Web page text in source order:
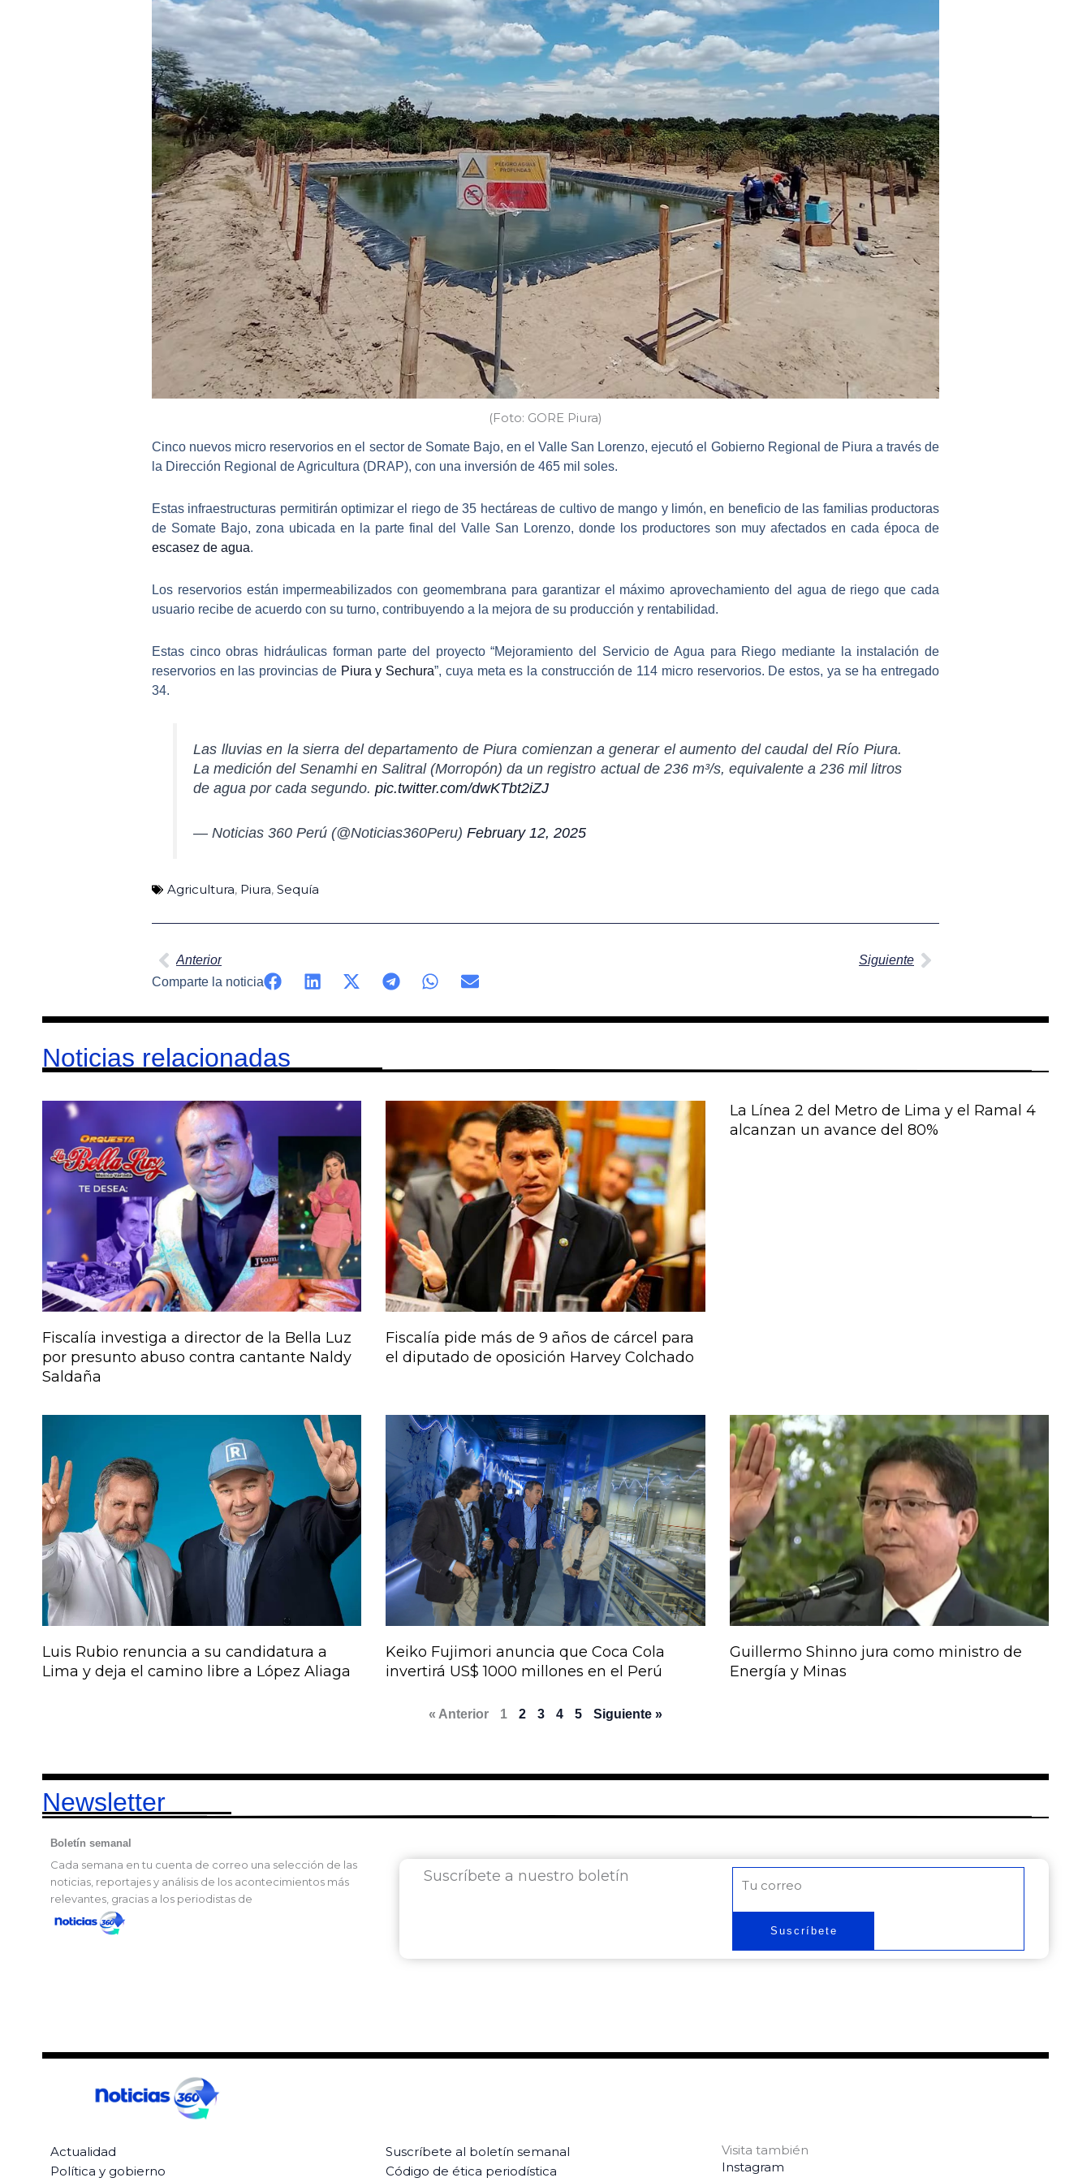
(Foto: GORE Piura)
Cinco nuevos micro reservorios en el sector de Somate Bajo, en elValle San Lorenzo, ejecutó el Gobierno Regional de Piura a través de
la Dirección Regional de Agricultura (DRAP), con una inversión de 465 mil soles.
Estas infraestructuras permitirán optimizar el riego de35 hectáreas de cultivo de mango y limón, en beneficio de las familias productoras
de Somate Bajo, zona ubicada en la parte final del Valle San Lorenzo, donde los productores son muy afectados en cada época de
escasez de agua.
Los reservorios están impermeabilizados con geomembrana para garantizar el máximo aprovechamiento del agua de riego que cada
usuario recibe de acuerdo con su turno, contribuyendo a la mejora de su producción y rentabilidad.
Estas cinco obras hidráulicas forman parte del proyecto “Mejoramiento del Servicio de Agua para Riego mediante la instalación de
reservorios en las provincias de Piura y Sechura”, cuya meta es la construcción de 114 micro reservorios. De estos, ya se ha entregado
34.
Las lluvias en la sierra del departamento de Piura comienzan a generar el aumento del caudal del Río Piura.
La medición del Senamhi en Salitral (Morropón) da un registro actual de 236 m³/s, equivalente a 236 mil litros
de agua por cada segundo.pic.twitter.com/dwKTbt2iZJ
— Noticias 360 Perú (@Noticias360Peru)February 12, 2025
Agricultura, Piura, Sequía
Anterior Siguiente
Comparte la noticia
Noticias relacionadas
Fiscalía investiga a director de la Bella Luz
por presunto abuso contra cantante Naldy
Saldaña
Fiscalía pide más de 9 años de cárcel para
el diputado de oposición Harvey Colchado
La Línea 2 del Metro de Lima y el Ramal 4
alcanzan un avance del 80%
Luis Rubio renuncia a su candidatura a
Lima y deja el camino libre a López Aliaga
Keiko Fujimori anuncia que Coca Cola
invertirá US$ 1000 millones en el Perú
Guillermo Shinno jura como ministro de
Energía y Minas
« Anterior
Página
1
Página
2
Página
3
Página
4
Página
5 Siguiente »
Newsletter
Boletín semanal
Cada semana en tu cuenta de correo una selección de las
noticias, reportajes y análisis de los acontecimientos más
relevantes, gracias a los periodistas de
Suscríbete a nuestro boletín
Suscríbete
Actualidad
Política y gobierno
Suscríbete al boletín semanal
Código de ética periodística
Visita también
Instagram